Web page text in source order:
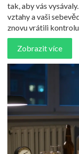
tak, aby vás
vztahy a vaši
znovu vrátili kontrolu.
Zobrazit více